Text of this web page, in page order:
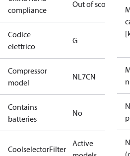
compliance
Out of scope
Codice
elettrico
G
Compressor
model
NL7CN
Contains
batteries
No
CoolselectorFilter
Active